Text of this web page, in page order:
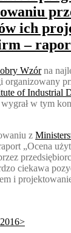
ich
–
Wzórna
organizowany
of Industrial
wygrał w tym
z
„Ocena
ciekawa
i